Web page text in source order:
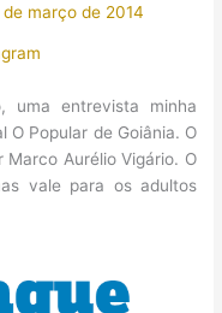
de março de 2014
uma entrevista minha
O Popular de Goiânia. O
Aurélio Vigário. O
vale para os adultos